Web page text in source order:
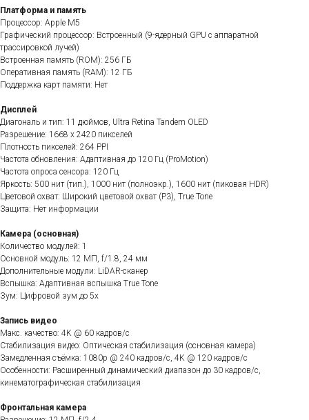
Платформа и память
Процессор: Apple M5
Графический процессор: Встроенный (9-ядерный GPU с аппаратной
трассировкой лучей)
Встроенная память (ROM): 256 ГБ
Оперативная память (RAM): 12 ГБ
Поддержка карт памяти: Нет
Дисплей
Диагональ и тип: 11 дюймов, Ultra Retina Tandem OLED
Разрешение: 1668 x 2420 пикселей
Плотность пикселей: 264 PPI
Частота обновления: Адаптивная до 120 Гц (ProMotion)
Частота опроса сенсора: 120 Гц
Яркость: 500 нит (тип.), 1000 нит (полноэкр.), 1600 нит (пиковая HDR)
Цветовой охват: Широкий цветовой охват (P3), True Tone
Защита: Нет информации
Камера (основная)
Количество модулей: 1
Основной модуль: 12 МП, f/1.8, 24 мм
Дополнительные модули: LiDAR-сканер
Вспышка: Адаптивная вспышка True Tone
Зум: Цифровой зум до 5x
Запись видео
Макс. качество: 4K @ 60 кадров/с
Стабилизация видео: Оптическая стабилизация (основная камера)
Замедленная съёмка: 1080p @ 240 кадров/с, 4K @ 120 кадров/с
Особенности: Расширенный динамический диапазон до 30 кадров/с,
кинематографическая стабилизация
Фронтальная камера